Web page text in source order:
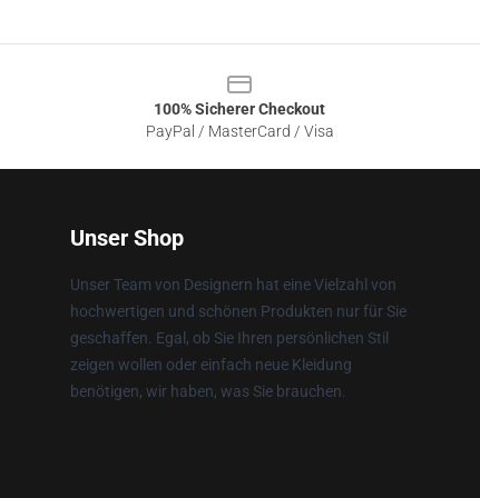
100% Sicherer Checkout
PayPal / MasterCard / Visa
Unser Shop
Unser Team von Designern hat eine Vielzahl von
hochwertigen und schönen Produkten nur für Sie
geschaffen. Egal, ob Sie Ihren persönlichen Stil
zeigen wollen oder einfach neue Kleidung
benötigen, wir haben, was Sie brauchen.